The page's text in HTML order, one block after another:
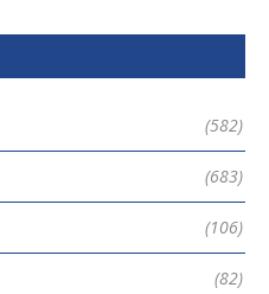
(582)
(683)
(106)
(82)